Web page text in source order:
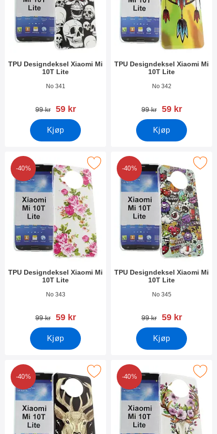
TPU Designdeksel Xiaomi Mi
10T Lite
Varenummer 38586
No 341
gammel pris
99 kr ny pris
59 kr
Kjøp
TPU Designdeksel Xiaomi Mi
10T Lite
Varenummer 38585
No 342
gammel pris
99 kr ny pris
59 kr
Kjøp
-40%
TPU Designdeksel Xiaomi Mi
10T Lite
Varenummer 38584
No 343
gammel pris
99 kr ny pris
59 kr
Kjøp
tPU Designdeksel Xiaomi Mi 10T Lite som favoritt
-40%
TPU Designdeksel Xiaomi Mi
10T Lite
Varenummer 38583
No 345
gammel pris
99 kr ny pris
59 kr
Kjøp
Merk tPU Designdeksel Xiaomi
-40%
tPU Designdeksel Xiaomi Mi 10T Lite som favoritt
-40%
Merk tPU Designdeksel Xiaomi